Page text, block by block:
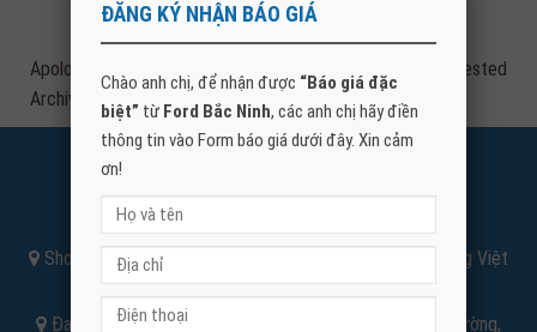
Apologies, but no results were found for the requested
Archive. Perhaps searching will help find a related post.
Điện thoại:
Showroom Hà Nội: Số 3 Đường Nguyễn Văn Linh, Phường Việt
Hưng, Thành Phố Hà Nội
Đại Lý Bắc Ninh : Đường Nguyễn Văn Cừ, Phường Võ Cường,
ĐĂNG KÝ NHẬN BÁO GIÁ
Chào anh chị, để nhận được “Báo giá đặc
biệt” từ Ford Bắc Ninh, các anh chị hãy điền
thông tin vào Form báo giá dưới đây. Xin cảm
ơn!